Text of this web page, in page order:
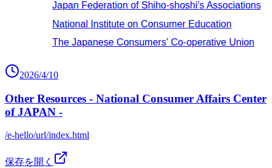
2026/4/10
Other Resources - National Consumer Affairs Center
of JAPAN -
/e-hello/url/index.html
保存を開く